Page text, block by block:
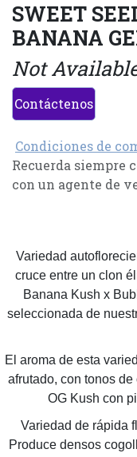
SWEET
BANANA
Not
Contáctenos
Condiciones de
Recuerda siempre
con un agente de
Variedad
cruce entre un clon
Banana Kush x
seleccionada de
El aroma de esta
afrutado, con tonos
OG Kush con
Variedad de rápida
Produce densos